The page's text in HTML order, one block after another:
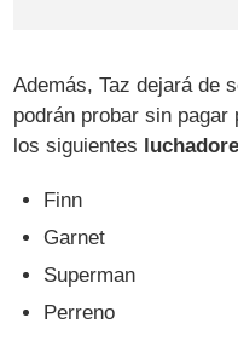
Además, Taz dejará de
podrán probar sin
los siguientes
Finn
Garnet
Superman
Perreno